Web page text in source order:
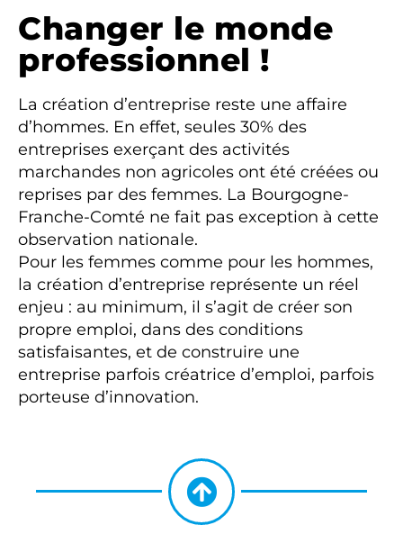
Changer le monde
professionnel !
La création d’entreprise reste une affaire
d’hommes. En effet, seules 30% des
entreprises exerçant des activités
marchandes non agricoles ont été créées ou
reprises par des femmes. La Bourgogne-
Franche-Comté ne fait pas exception à cette
observation nationale.
Pour les femmes comme pour les hommes,
la création d’entreprise représente un réel
enjeu : au minimum, il s’agit de créer son
propre emploi, dans des conditions
satisfaisantes, et de construire une
entreprise parfois créatrice d’emploi, parfois
porteuse d’innovation.